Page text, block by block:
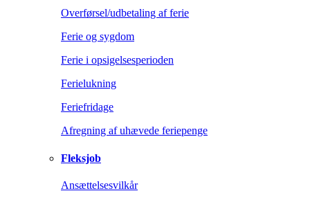
Overførsel/udbetaling af ferie
Ferie og sygdom
Ferie i opsigelsesperioden
Ferielukning
Feriefridage
Afregning af uhævede feriepenge
Fleksjob
Ansættelsesvilkår